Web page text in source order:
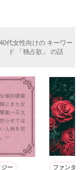
らなかった。
を改稿しまし
40代女性向けの キーワー
ド 「独占欲」 の話
ジー ファンタ